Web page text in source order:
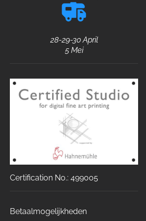
28-29-30 April
5 Mei
Certification No.: 499005
Betaalmogelijkheden